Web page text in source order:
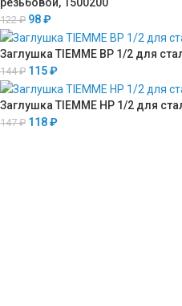
122₽ 98₽
Заглушка TIEMME ВР 1/2 для
144₽ 115₽
Заглушка TIEMME НР 1/2 для
147₽ 118₽